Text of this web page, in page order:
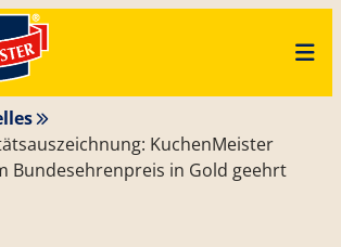
KuchenMeister
Bundesehrenpreis in Gold geehrt